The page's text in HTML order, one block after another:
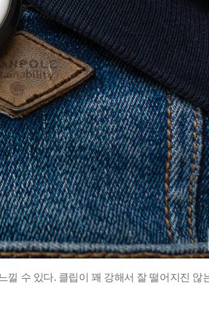
낄 수 있다. 클립이 꽤 강해서 잘 떨어지진 않